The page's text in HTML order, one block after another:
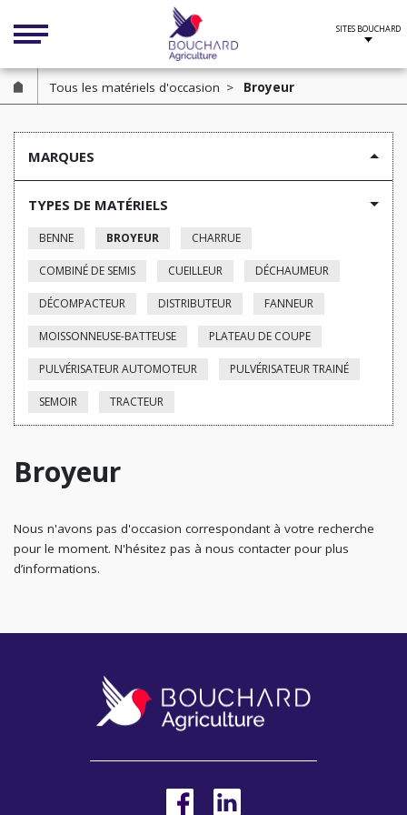
Tous les matériels d'occasion Broyeur
MARQUES
TYPES DE MATÉRIELS
BENNE BROYEUR CHARRUE
COMBINÉ DE SEMIS CUEILLEUR DÉCHAUMEUR
DÉCOMPACTEUR DISTRIBUTEUR FANNEUR
MOISSONNEUSE-BATTEUSE PLATEAU DE COUPE
PULVÉRISATEUR AUTOMOTEUR PULVÉRISATEUR TRAINÉ
SEMOIR TRACTEUR
Broyeur
Nous n'avons pas d'occasion correspondant à votre recherche
pour le moment. N'hésitez pas à nous contacter pour plus
d’informations.